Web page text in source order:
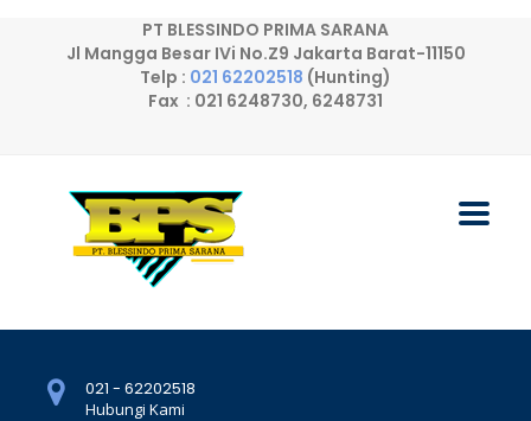
PT BLESSINDO PRIMA SARANA
Jl Mangga Besar IVi No.Z9 Jakarta Barat-11150
Telp : 021 62202518 (Hunting)
Fax : 021 6248730, 6248731
021 - 62202518
Hubungi Kami